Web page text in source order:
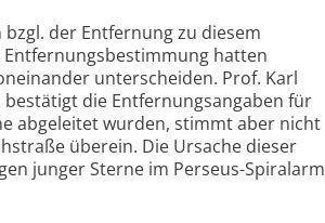
der Entfernung zu diesem
hatten
unterscheiden. Prof. Karl
die Entfernungsangaben für
abgeleitet wurden, stimmt aber nicht
überein. Die Ursache dieser
junger Sterne im Perseus-Spiralarm